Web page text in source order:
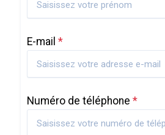
E-mail *
Numéro de téléphone *